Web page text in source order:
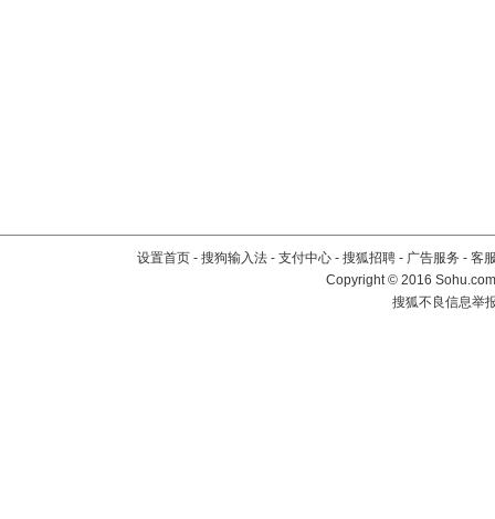
设置首页 - 搜狗输入法 - 支付中心 - 搜狐招聘 - 广告服务 - 客
Copyright©2016
搜狐不良信息举